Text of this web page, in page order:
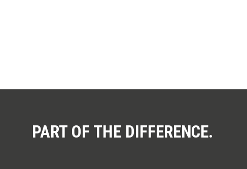
PART OF THE DIFFERENCE.